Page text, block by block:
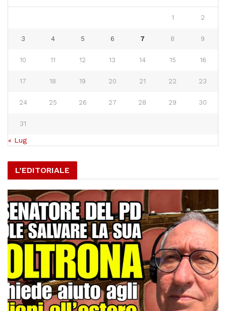
1 2
3 4 5 6 7 8 9
10 11 12 13 14 15 16
17 18 19 20 21 22 23
24 25 26 27 28 29 30
31
« Lug
L’EDITORIALE